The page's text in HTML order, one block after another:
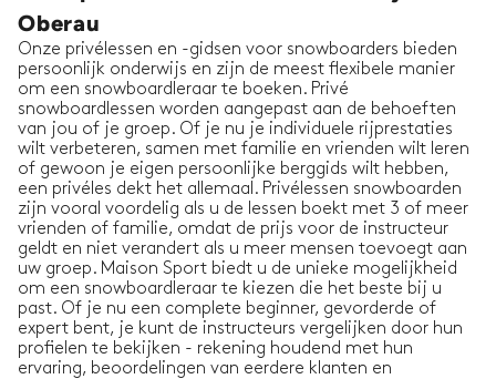
Oberau
Onze privélessen en -gidsen voor snowboarders bieden
persoonlijk onderwijs en zijn de meest flexibele manier
om een snowboardleraar te boeken. Privé
snowboardlessen worden aangepast aan de behoeften
van jou of je groep. Of je nu je individuele rijprestaties
wilt verbeteren, samen met familie en vrienden wilt leren
of gewoon je eigen persoonlijke berggids wilt hebben,
een privéles dekt het allemaal. Privélessen snowboarden
zijn vooral voordelig als u de lessen boekt met 3 of meer
vrienden of familie, omdat de prijs voor de instructeur
geldt en niet verandert als u meer mensen toevoegt aan
uw groep. Maison Sport biedt u de unieke mogelijkheid
om een snowboardleraar te kiezen die het beste bij u
past. Of je nu een complete beginner, gevorderde of
expert bent, je kunt de instructeurs vergelijken door hun
profielen te bekijken - rekening houdend met hun
ervaring, beoordelingen van eerdere klanten en